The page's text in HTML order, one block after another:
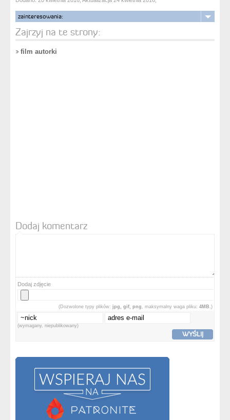
zainteresowania:
Zajrzyj na te strony:
film autorki
Dodaj komentarz
Dodaj zdjęcie
(Dozwolone typy plików: jpg, gif, png , maksymalny waga pliku: 4MB. )
(wymagany, niepublikowany)
WYŚLIJ